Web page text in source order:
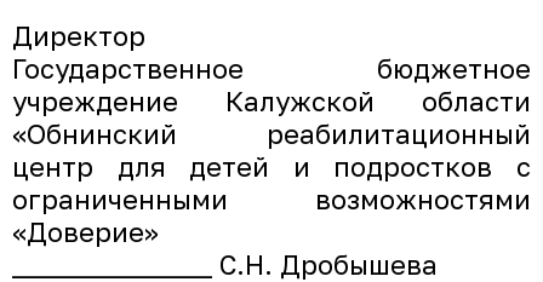
Директор
Государственное бюджетное
учреждение Калужской области
«Обнинский реабилитационный
центр для детей и подростков с
ограниченными возможностями
«Доверие»
_______________ С.Н. Дробышева